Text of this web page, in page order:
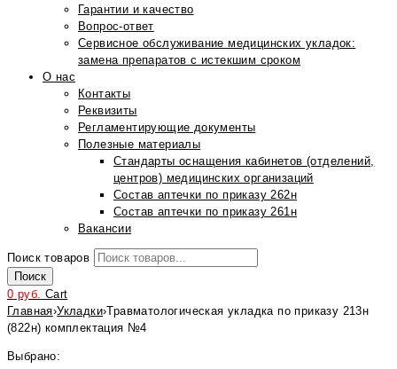
Гарантии и качество
Вопрос-ответ
Сервисное обслуживание медицинских укладок:
замена препаратов с истекшим сроком
О нас
Контакты
Реквизиты
Регламентирующие документы
Полезные материалы
Стандарты оснащения кабинетов (отделений,
центров) медицинских организаций
Состав аптечки по приказу 262н
Состав аптечки по приказу 261н
Вакансии
Поиск товаров
Поиск
0 руб. Cart
Главная›Укладки›Травматологическая укладка по приказу 213н
(822н) комплектация №4
Выбрано: